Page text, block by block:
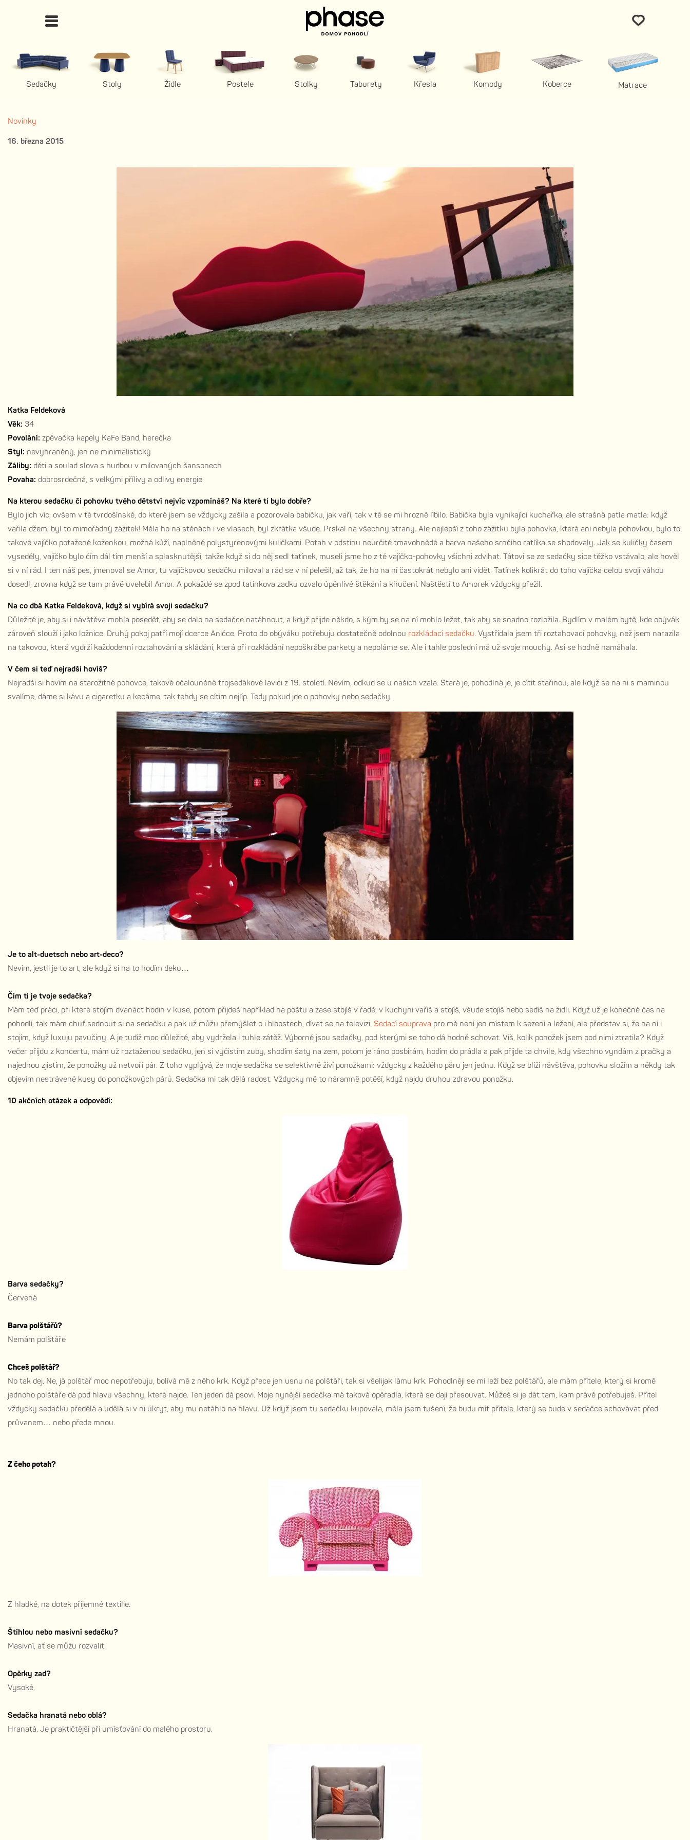
Sedačky Stoly Židle Postele Stolky Taburety Křesla Komody Koberce Matrace
Novinky
16. března 2015
Katka Feldeková
Věk: 34
Povolání: zpěvačka kapely KaFe Band, herečka
Styl: nevyhraněný, jen ne minimalistický
Záliby: děti a soulad slova s hudbou v milovaných šansonech
Povaha: dobrosrdečná, s velkými přílivy a odlivy energie
Na kterou sedačku či pohovku tvého dětství nejvíc vzpomínáš? Na které ti bylo dobře?
Bylo jich víc, ovšem v té tvrdošínské, do které jsem se vždycky zašila a pozorovala babičku, jak vaří, tak v té se mi hrozně líbilo. Babička byla vynikající kuchařka, ale strašná patla matla: když
vařila džem, byl to mimořádný zážitek! Měla ho na stěnách i ve vlasech, byl zkrátka všude. Prskal na všechny strany. Ale nejlepší z toho zážitku byla pohovka, která ani nebyla pohovkou, bylo to
takové vajíčko potažené koženkou, možná kůží, naplněné polystyrenovými kuličkami. Potah v odstínu neurčité tmavohnědé a barva našeho srnčího ratlíka se shodovaly. Jak se kuličky časem
vyseděly, vajíčko bylo čím dál tím menší a splasknutější, takže když si do něj sedl tatínek, museli jsme ho z té vajíčko-pohovky všichni zdvihat. Tátovi se ze sedačky sice těžko vstávalo, ale hověl
si v ní rád. I ten náš pes, jmenoval se Amor, tu vajíčkovou sedačku miloval a rád se v ní pelešil, až tak, že ho na ní častokrát nebylo ani vidět. Tatínek kolikrát do toho vajíčka celou svojí váhou
dosedl, zrovna když se tam právě uvelebil Amor. A pokaždé se zpod tatínkova zadku ozvalo úpěnlivé štěkání a kňučení. Naštěstí to Amorek vždycky přežil.
Na co dbá Katka Feldeková, když si vybírá svoji sedačku?
Důležité je, aby si i návštěva mohla posedět, aby se dalo na sedačce natáhnout, a když přijde někdo, s kým by se na ní mohlo ležet, tak aby se snadno rozložila. Bydlím v malém bytě, kde obývák
zároveň slouží i jako ložnice. Druhý pokoj patří mojí dcerce Aničce. Proto do obýváku potřebuju dostatečně odolnou rozkládací sedačku. Vystřídala jsem tři roztahovací pohovky, než jsem narazila
na takovou, která vydrží každodenní roztahování a skládání, která při rozkládání nepoškrábe parkety a nepoláme se. Ale i tahle poslední má už svoje mouchy. Asi se hodně namáhala.
V čem si teď nejradši hovíš?
Nejradši si hovím na starožitné pohovce, takové očalouněné trojsedákové lavici z 19. století. Nevím, odkud se u našich vzala. Stará je, pohodlná je, je cítit stařinou, ale když se na ni s maminou
svalíme, dáme si kávu a cigaretku a kecáme, tak tehdy se cítím nejlíp. Tedy pokud jde o pohovky nebo sedačky.
Je to alt-duetsch nebo art-deco?
Nevím, jestli je to art, ale když si na to hodím deku…
Čím ti je tvoje sedačka?
Mám teď práci, při které stojím dvanáct hodin v kuse, potom přijdeš například na poštu a zase stojíš v řadě, v kuchyni vaříš a stojíš, všude stojíš nebo sedíš na židli. Když už je konečně čas na
pohodlí, tak mám chuť sednout si na sedačku a pak už můžu přemýšlet o i blbostech, dívat se na televizi. Sedací souprava pro mě není jen místem k sezení a ležení, ale představ si, že na ní i
stojím, když luxuju pavučiny. A je tudíž moc důležité, aby vydržela i tuhle zátěž. Výborné jsou sedačky, pod kterými se toho dá hodně schovat. Víš, kolik ponožek jsem pod nimi ztratila? Když
večer přijdu z koncertu, mám už roztaženou sedačku, jen si vyčistím zuby, shodím šaty na zem, potom je ráno posbírám, hodím do prádla a pak přijde ta chvíle, kdy všechno vyndám z pračky a
najednou zjistím, že ponožky už netvoří pár. Z toho vyplývá, že moje sedačka se selektivně živí ponožkami: vždycky z každého páru jen jednu. Když se blíží návštěva, pohovku složím a někdy tak
objevím nestrávené kusy do ponožkových párů. Sedačka mi tak dělá radost. Vždycky mě to náramně potěší, když najdu druhou zdravou ponožku.
10 akčních otázek a odpovědí:
Barva sedačky?
Červená
Barva polštářů?
Nemám polštáře
Chceš polštář?
No tak dej. Ne, já polštář moc nepotřebuju, bolívá mě z něho krk. Když přece jen usnu na polštáři, tak si všelijak lámu krk. Pohodlněji se mi leží bez polštářů, ale mám přítele, který si kromě
jednoho polštáře dá pod hlavu všechny, které najde. Ten jeden dá psovi. Moje nynější sedačka má taková opěradla, která se dají přesouvat. Můžeš si je dát tam, kam právě potřebuješ. Přítel
vždycky sedačku předělá a udělá si v ní úkryt, aby mu netáhlo na hlavu. Už když jsem tu sedačku kupovala, měla jsem tušení, že budu mít přítele, který se bude v sedačce schovávat před
průvanem… nebo přede mnou.
Z čeho potah?
Z hladké, na dotek příjemné textilie.
Štíhlou nebo masivní sedačku?
Masivní, ať se můžu rozvalit.
Opěrky zad?
Vysoké.
Sedačka hranatá nebo oblá?
Hranatá. Je praktičtější při umísťování do malého prostoru.